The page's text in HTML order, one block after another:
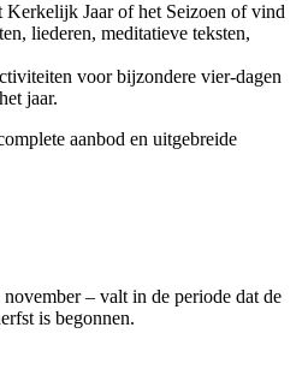
Kerkelijk Jaar of het Seizoen of vind
liederen, meditatieve teksten,
voor bijzondere vier-dagen
jaar.
aanbod en uitgebreide
november – valt in de periode dat de
is begonnen.